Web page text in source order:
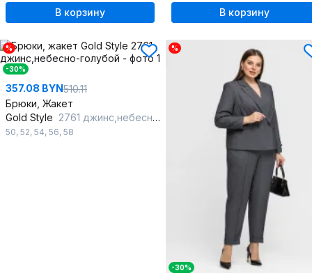
В корзину В корзину
%
-30%
357.08 BYN510.11
Брюки, Жакет
Gold Style 2761 джинс,небесно-голубой
50, 52, 54, 56, 58
%
-30%